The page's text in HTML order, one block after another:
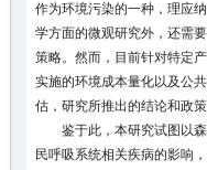
作为环境污染的一种，理应
学方面的微观研究外，还需
策略。然而，目前针对特定
实施的环境成本量化以及公
估，研究所推出的结论和政
鉴于此，本研究试图以
民呼吸系统相关疾病的影响